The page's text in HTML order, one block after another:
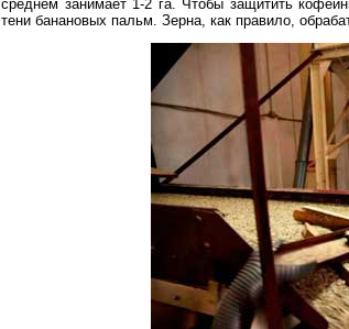
среднем занимает 1-2 га. Чтобы защитить
тени банановых пальм. Зерна, как правило,